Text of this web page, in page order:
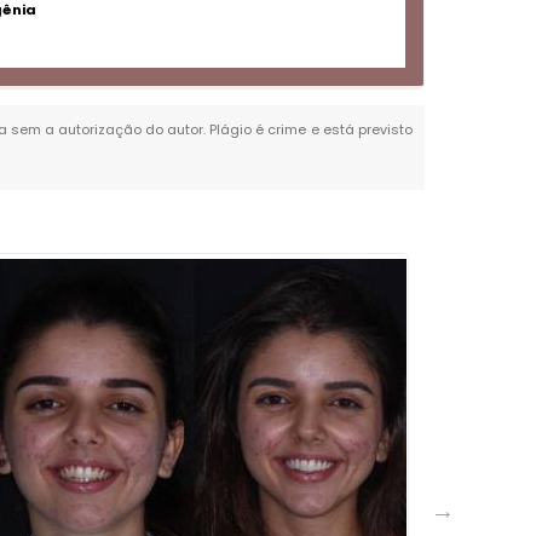
a autorização do autor. Plágio é crime e está previsto